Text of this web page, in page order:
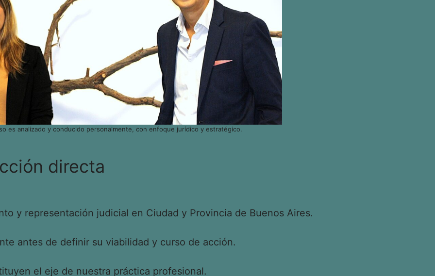
es analizado y conducido personalmente, con enfoque jurídico y estratégico.
directa
y representación judicial en Ciudad y Provincia de Buenos Aires.
antes de definir su viabilidad y curso de acción.
el eje de nuestra práctica profesional.